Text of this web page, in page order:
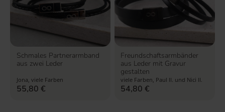
Schmales Partnerarmband
aus zwei Leder
Jona, viele Farben
55,80 €
Freundschaftsarmbänder
aus Leder mit Gravur
gestalten
viele Farben, Paul II. und Nici II.
54,80€